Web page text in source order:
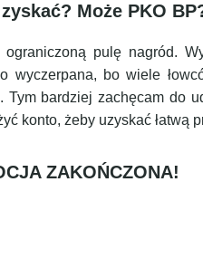
Może PKO
pulę nagród.
wyczerpana, bo wiele
bardziej zachęcam do
konto, żeby uzyskać łatwą
ZAKOŃCZONA!